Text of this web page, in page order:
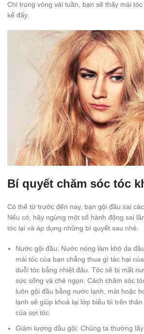
Chỉ trong vòng vài tuần, bạn sẽ thấy mái
kể đấy.
Bí quyết chăm sóc tóc
Có thể từ trước đến nay, bạn gội đầu sai
Nếu có, hãy ngừng một số hành động sai
tóc lại và áp dụng những bí quyết sau nhé.
Nước gội đầu: Nước nóng làm khô da
mái tóc của bạn chẳng thua gì tác hại
duỗi tóc bằng nhiệt đâu. Tóc sẽ bị mất
sức sống và chẻ ngọn. Cách chăm sóc
luôn gội đầu bằng nước lạnh, mát hoặc
lạnh sẽ giúp khoá lại lớp biểu bì trên
của sợi tóc.
Giảm lượng dầu gội: Chúng ta thường